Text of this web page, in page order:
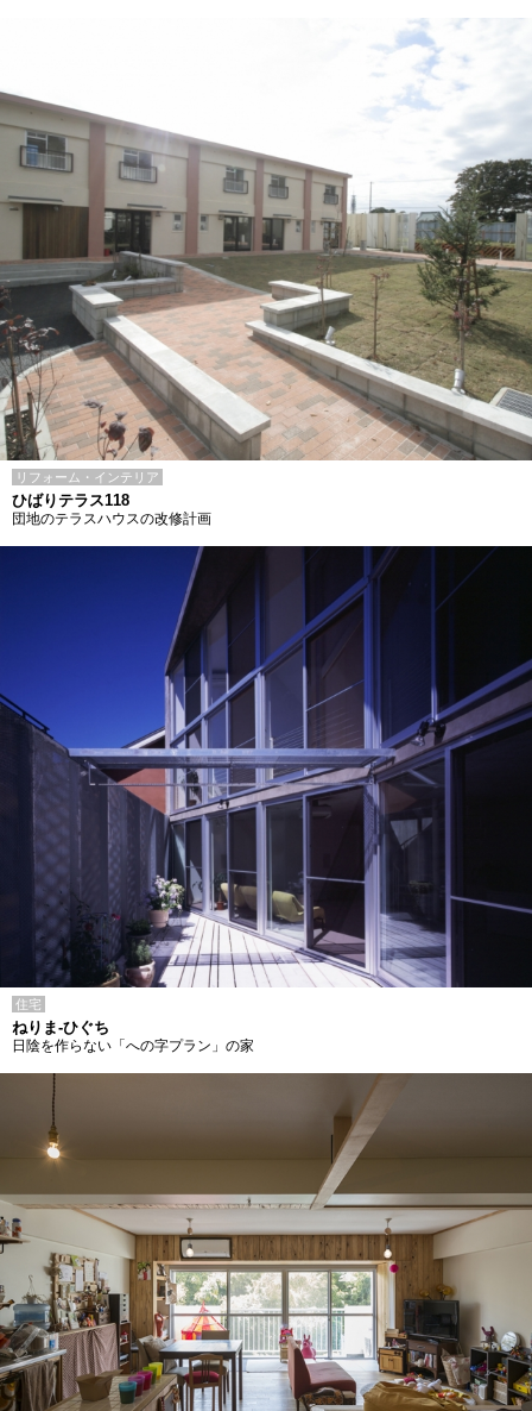
リフォーム・インテリア
ひばりテラス118
団地のテラスハウスの改修計画
住宅
ねりま-ひぐち
日陰を作らない「への字プラン」の家